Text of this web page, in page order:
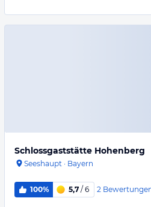
Schlossgaststätte Hohenberg
Seeshaupt · Bayern
100% 5,7 / 6 2